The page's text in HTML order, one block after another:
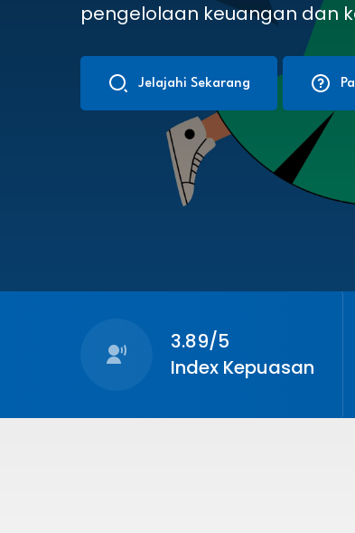
pengelolaan keuangan dan
Jelajahi Sekarang
3.89/5
Index Kepuasan